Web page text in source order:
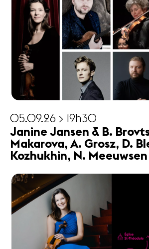
05.09.26 > 19h30
Janine Jansen & B.
Makarova, A. Grosz, D.
Kozhukhin, N. Meeuwsen